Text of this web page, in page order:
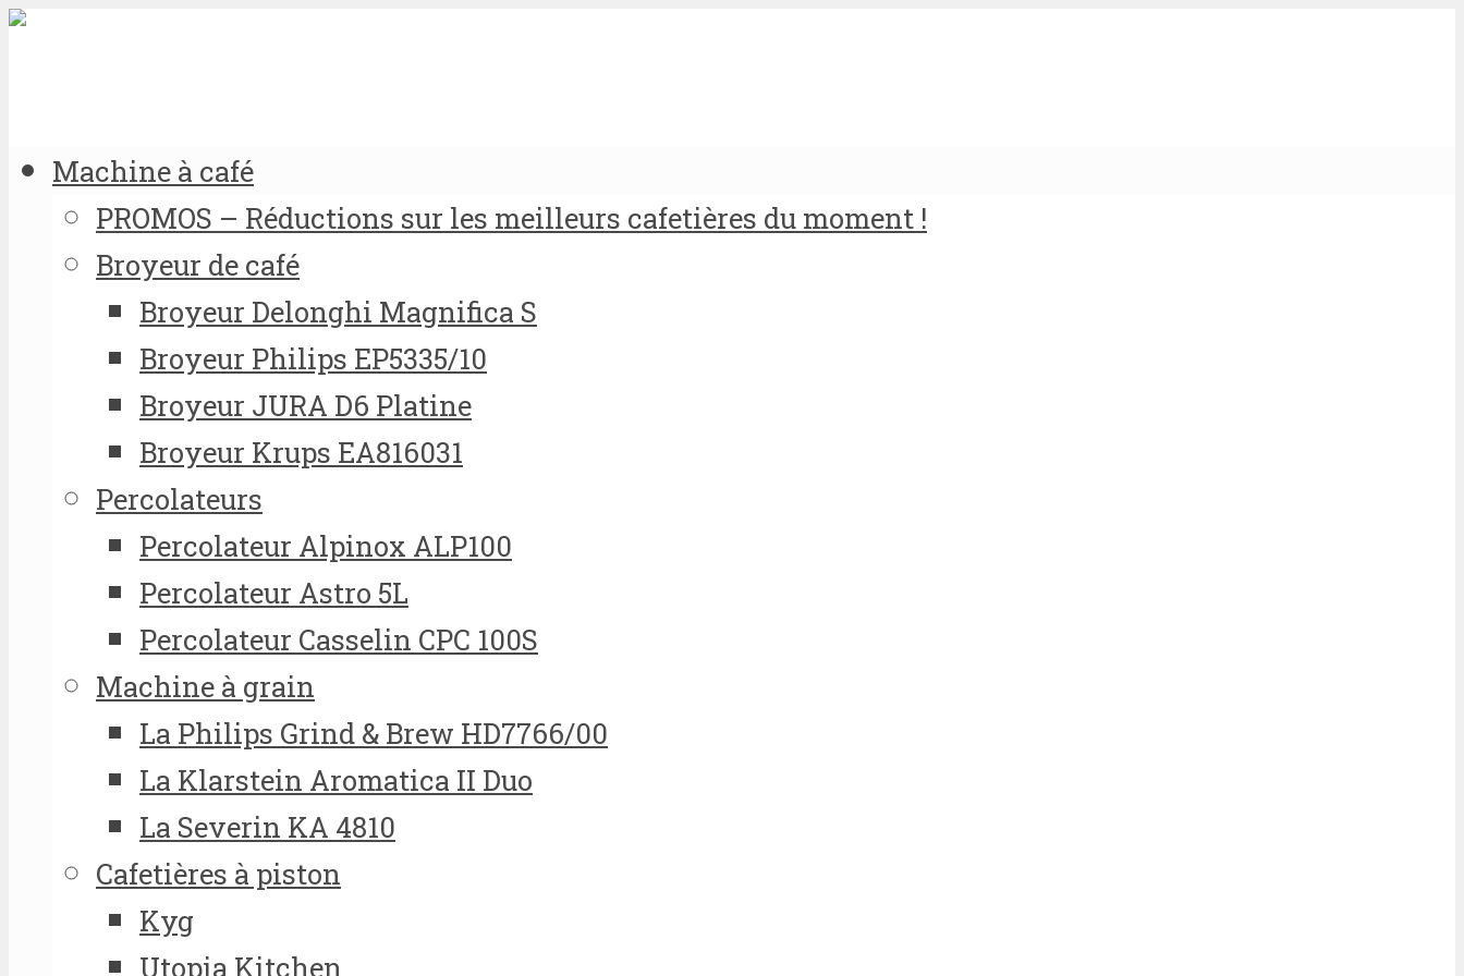
Machine à café
PROMOS – Réductions sur les meilleurs cafetières du moment !
Broyeur de café
Broyeur Delonghi Magnifica S
Broyeur Philips EP5335/10
Broyeur JURA D6 Platine
Broyeur Krups EA816031
Percolateurs
Percolateur Alpinox ALP100
Percolateur Astro 5L
Percolateur Casselin CPC 100S
Machine à grain
La Philips Grind & Brew HD7766/00
La Klarstein Aromatica II Duo
La Severin KA 4810
Cafetières à piston
Kyg
Utopia Kitchen